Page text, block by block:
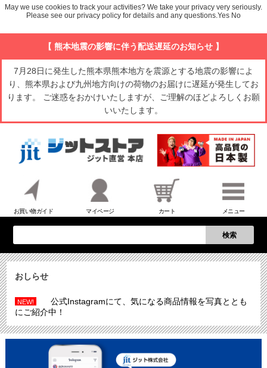
【 熊本地震の影響に伴う配送遅延のお知らせ 】
7月28日に発生した熊本県熊本地方を震源とする地震の影響によ
り、熊本県および九州地方向けの荷物のお届けに遅延が発生してお
ります。 ご迷惑をおかけいたしますが、ご理解のほどよろしくお願
いいたします。
お買い物ガイド マイページ カート メニュー
検索
おしらせ
NEW!
公式Instagramにて、気になる商品情報を写真ととも
にご紹介中！
May we use cookies to track your activities? We take your privacy very seriously.
Please see our privacy policy for details and any questions.Yes No